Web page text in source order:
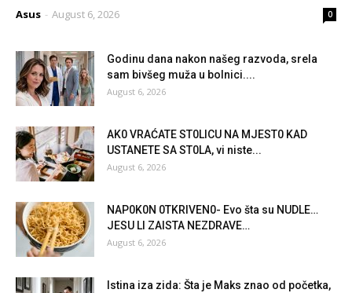
Asus - August 6, 2026 0
Godinu dana nakon našeg razvoda, srela
sam bivšeg muža u bolnici....
August 6, 2026
AK0 VRAĆATE ST0LlCU NA MJEST0 KAD
USTANETE SA ST0LA, vi niste...
August 6, 2026
NAP0K0N 0TKRlVEN0- Evo šta su NUDLE…
JESU Ll ZAlSTA NEZDRAVE…
August 6, 2026
Istina iza zida: Šta je Maks znao od početka,